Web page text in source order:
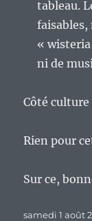
tableau.
faisables,
« wisteria
ni de
Côté culture
Rien pour
Sur ce,
Publié
samedi 1 août